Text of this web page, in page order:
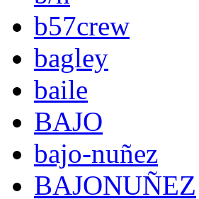
b57crew
bagley
baile
BAJO
bajo-nuñez
BAJONUÑEZ